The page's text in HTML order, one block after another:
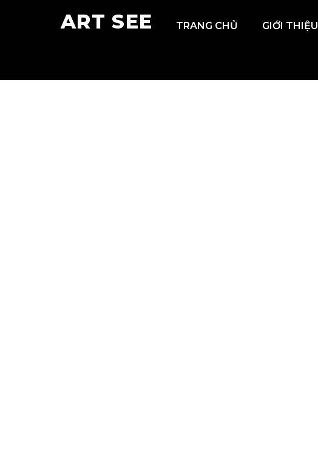
ART SEE TRANG CHỦ GIỚI THIỆU